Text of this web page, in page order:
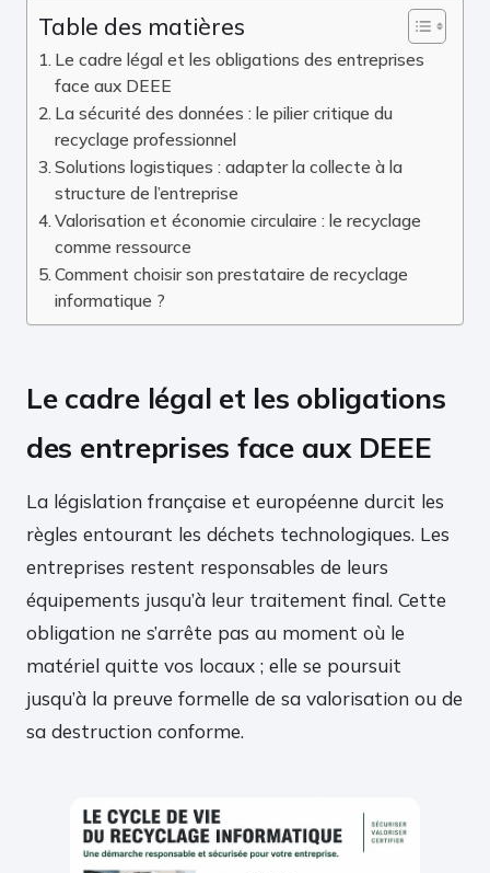
Table des matières
Le cadre légal et les obligations des entreprises
face aux DEEE
La sécurité des données : le pilier critique du
recyclage professionnel
Solutions logistiques : adapter la collecte à la
structure de l’entreprise
Valorisation et économie circulaire : le recyclage
comme ressource
Comment choisir son prestataire de recyclage
informatique ?
Le cadre légal et les obligations
des entreprises face aux DEEE
La législation française et européenne durcit les
règles entourant les déchets technologiques. Les
entreprises restent responsables de leurs
équipements jusqu’à leur traitement final. Cette
obligation ne s’arrête pas au moment où le
matériel quitte vos locaux ; elle se poursuit
jusqu’à la preuve formelle de sa valorisation ou de
sa destruction conforme.